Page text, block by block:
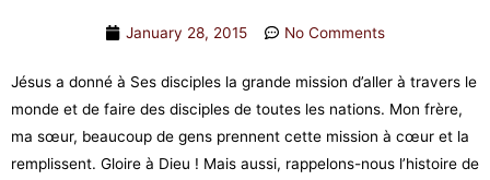
January 28, 2015 No Comments
Jésus a donné à Ses disciples la grande mission d’aller à travers le
monde et de faire des disciples de toutes les nations. Mon frère,
ma sœur, beaucoup de gens prennent cette mission à cœur et la
remplissent. Gloire à Dieu ! Mais aussi, rappelons-nous l’histoire de